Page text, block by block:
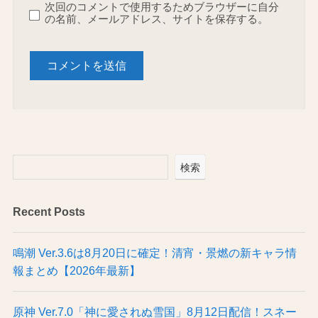
次回のコメントで使用するためブラウザーに自分
の名前、メールアドレス、サイトを保存する。
検索
Recent Posts
鳴潮 Ver.3.6は8月20日に確定！清宵・景燃の新キャラ情
報まとめ【2026年最新】
原神 Ver.7.0「神に愛されぬ雪国」8月12日配信！スネー